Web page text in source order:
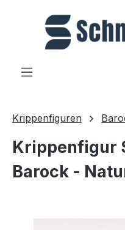
Zum Hauptinhalt springen
Krippenfiguren
Krippenfigur
Barock -